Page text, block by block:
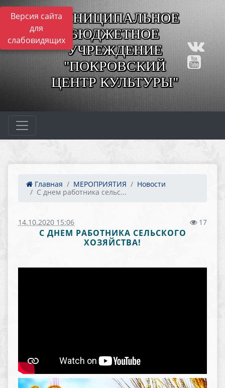
Версия сайта
для
слабовидящих
МУНИЦИПАЛЬНОЕ
БЮДЖЕТНОЕ
УЧРЕЖДЕНИЕ
"ПОКРОВСКИЙ
ЦЕНТР КУЛЬТУРЫ"
Главная МЕРОПРИЯТИЯ
Новости
C днем работника сельс...
14.10.2020 15:06 17
C ДНЕМ РАБОТНИКА СЕЛЬСКОГО
ХОЗЯЙСТВА!